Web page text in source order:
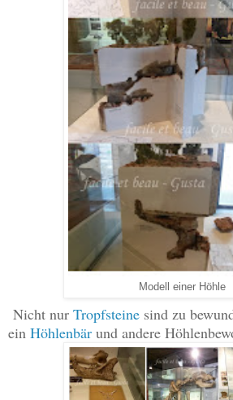
Modell einer Höhle
Nicht nur Tropfsteine sind zu
ein Höhlenbär und andere